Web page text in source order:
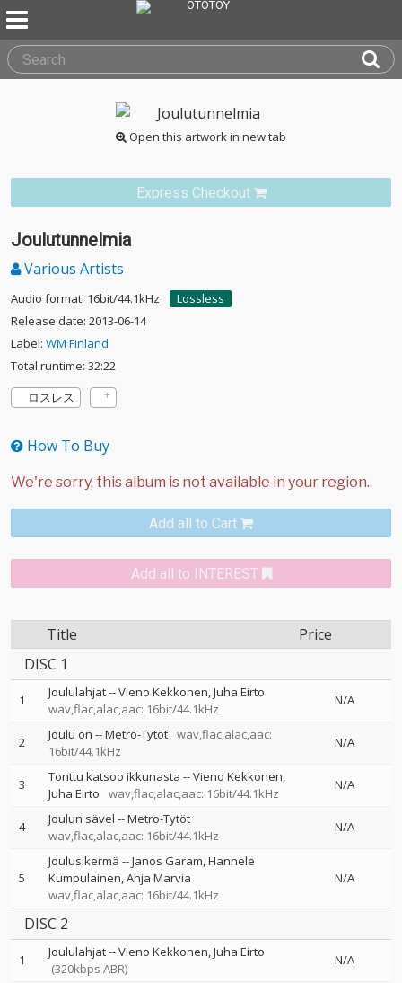
Open this artwork in new tab
Express Checkout
Joulutunnelmia
Various Artists
Audio format: 16bit/44.1kHz
Lossless
Release date: 2013-06-14
Label: WM Finland
Total runtime: 32:22
ロスレス
How To Buy
Add all to Cart
Add all to INTEREST
Title
Price
DISC 1
1 Joululahjat--Vieno Kekkonen Juha Eirto
wav,flac,alac,aac: 16bit/44.1kHz
N/A
2 Joulu on --Metro-Tytöt wav,flac,alac,aac:
16bit/44.1kHz
N/A
3 Tonttu katsoo ikkunasta --Vieno Kekkonen
Juha Eirto
wav,flac,alac,aac: 16bit/44.1kHz
N/A
4 Joulun sävel --Metro-Tytöt
wav,flac,alac,aac: 16bit/44.1kHz
N/A
5
Joulusikermä --Janos Garam Hannele
Kumpulainen Anja Marvia
wav,flac,alac,aac: 16bit/44.1kHz
N/A
DISC 2
1 Joululahjat--Vieno Kekkonen Juha Eirto
(320kbps ABR)
N/A